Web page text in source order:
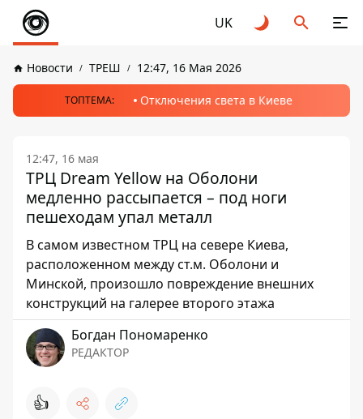
UK
Новости ТРЕШ 12:47, 16 Мая 2026
ТОПТЕМА: Отключения света в Киеве
12:47, 16 мая
ТРЦ Dream Yellow на Оболони
медленно рассыпается – под ноги
пешеходам упал металл
В самом известном ТРЦ на севере Киева,
расположенном между ст.м. Оболони и
Минской, произошло повреждение внешних
конструкций на галерее второго этажа
Богдан Пономаренко
РЕДАКТОР
👍